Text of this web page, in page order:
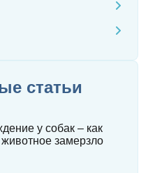
статьи
у собак – как
животное замерзло